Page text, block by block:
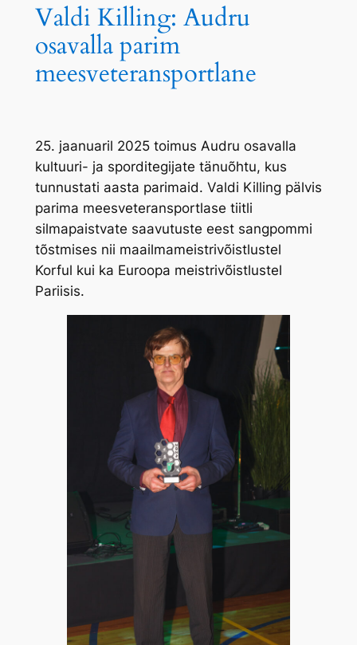
Valdi Killing: Audru
osavalla parim
meesveteransportlane
25. jaanuaril 2025 toimus Audru osavalla
kultuuri- ja sporditegijate tänuõhtu, kus
tunnustati aasta parimaid. Valdi Killing pälvis
parima meesveteransportlase tiitli
silmapaistvate saavutuste eest sangpommi
tõstmises nii maailmameistrivõistlustel
Korful kui ka Euroopa meistrivõistlustel
Pariisis.